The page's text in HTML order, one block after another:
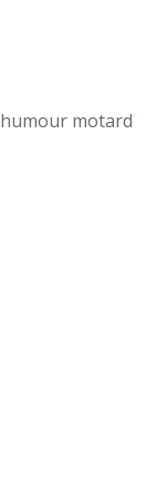
humour motard